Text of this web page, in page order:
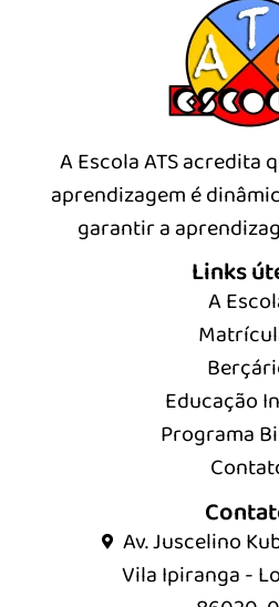
A Escola ATS acredita
aprendizagem é
garantir a
Links
A
Educação
Programa
Av. Juscelino
Vila Ipiranga -